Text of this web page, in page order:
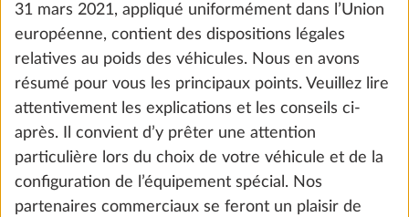
Système de stabilisation KNOTT ETS
Plus
5,7 kg
31 mars 2021, appliqué uniformément dans l’Union
européenne, contient des dispositions légales
relatives au poids des véhicules. Nous en avons
résumé pour vous les principaux points. Veuillez lire
attentivement les explications et les conseils ci-
après. Il convient d’y prêter une attention
particulière lors du choix de votre véhicule et de la
configuration de l’équipement spécial. Nos
partenaires commerciaux se feront un plaisir de